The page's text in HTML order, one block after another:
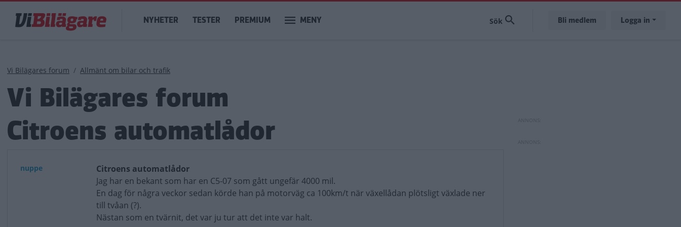
huvudinnehåll
Main
navigation
NYHETER TESTER PREMIUM MENY Bli medlem Logga in
Länkstig
Vi Bilägares forum Allmänt om bilar och trafik
Vi Bilägares forum
Citroens automatlådor
nuppe
Citroens automatlådor
Jag har en bekant som har en C5-07 som gått ungefär 4000 mil.
En dag för några veckor sedan körde han på motorväg ca 100km/t när växellådan plötsligt växlade ner
till tvåan (?).
Nästan som en tvärnit, det var ju tur att det inte var halt.